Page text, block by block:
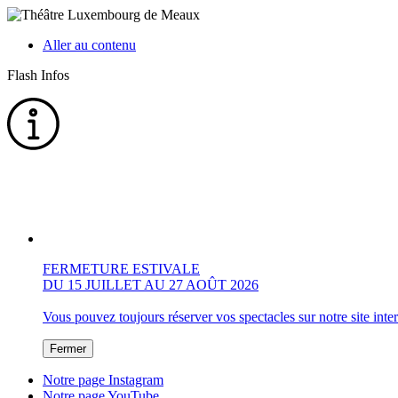
Aller au contenu
Flash Infos
FERMETURE ESTIVALE
DU 15 JUILLET AU 27 AOÛT 2026
Vous pouvez toujours réserver vos spectacles sur notre site
Fermer
Notre page Instagram